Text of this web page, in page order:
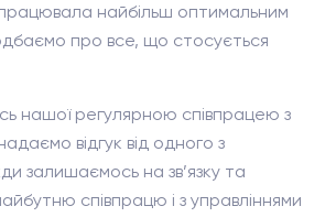
найбільш оптимальним
про все, що стосується
нашої регулярною співпрацею з
відгук від одного з
залишаємось на зв’язку та
співпрацю і з управліннями